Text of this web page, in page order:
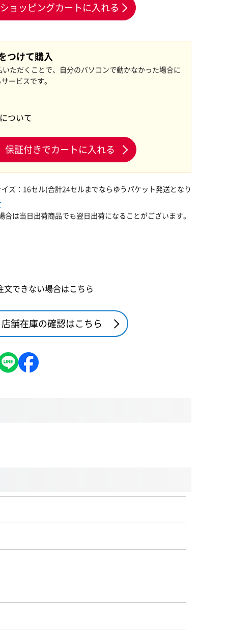
ショッピングカートに入れる
つけて購入
ただくことで、自分のパソコンで動かなかった場合に
ービスです。
ついて
保証付きでカートに入れる
ズ：16セル(合計24セルまでならゆうパケット発送となり
は当日出荷商品でも翌日出荷になることがございます。
できない場合はこちら
店舗在庫の確認はこちら